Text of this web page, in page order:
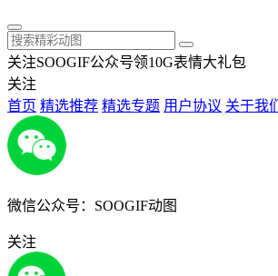
关注SOOGIF公众号领10G表情大礼包
关注
首页 精选推荐 精选专题 用户协议 关于我们
微信公众号：SOOGIF动图
关注